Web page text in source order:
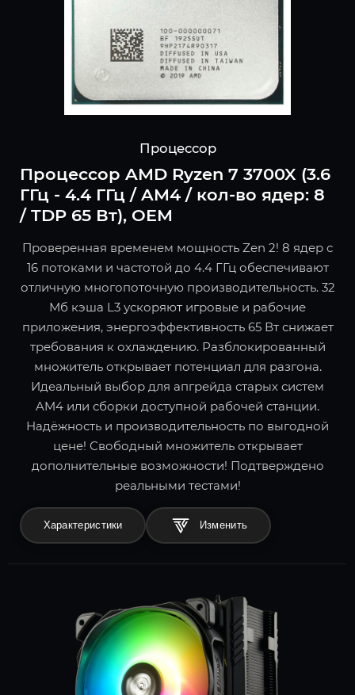
Процессор
Процессор AMD Ryzen 7 3700X (3.6
ГГц - 4.4 ГГц / AM4 / кол-во ядер: 8
/ TDP 65 Вт), OEM
Проверенная временем мощность Zen 2! 8 ядер с
16 потоками и частотой до 4.4 ГГц обеспечивают
отличную многопоточную производительность. 32
Мб кэша L3 ускоряют игровые и рабочие
приложения, энергоэффективность 65 Вт снижает
требования к охлаждению. Разблокированный
множитель открывает потенциал для разгона.
Идеальный выбор для апгрейда старых систем
AM4 или сборки доступной рабочей станции.
Надёжность и производительность по выгодной
цене! Свободный множитель открывает
дополнительные возможности! Подтверждено
реальными тестами!
Характеристики